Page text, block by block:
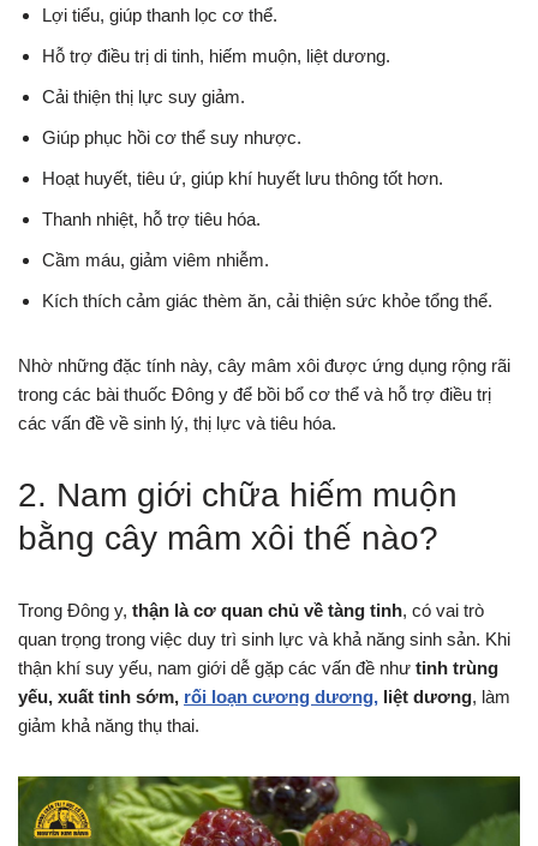
Lợi tiểu, giúp thanh lọc cơ thể.
Hỗ trợ điều trị di tinh, hiếm muộn, liệt dương.
Cải thiện thị lực suy giảm.
Giúp phục hồi cơ thể suy nhược.
Hoạt huyết, tiêu ứ, giúp khí huyết lưu thông tốt hơn.
Thanh nhiệt, hỗ trợ tiêu hóa.
Cầm máu, giảm viêm nhiễm.
Kích thích cảm giác thèm ăn, cải thiện sức khỏe tổng thể.
Nhờ những đặc tính này, cây mâm xôi được ứng dụng rộng rãi
trong các bài thuốc Đông y để bồi bổ cơ thể và hỗ trợ điều trị
các vấn đề về sinh lý, thị lực và tiêu hóa.
2. Nam giới chữa hiếm muộn
bằng cây mâm xôi thế nào?
Trong Đông y, thận là cơ quan chủ về tàng tinh, có vai trò
quan trọng trong việc duy trì sinh lực và khả năng sinh sản. Khi
thận khí suy yếu, nam giới dễ gặp các vấn đề như tinh trùng
yếu, xuất tinh sớm, rối loạn cương dương, liệt dương, làm
giảm khả năng thụ thai.